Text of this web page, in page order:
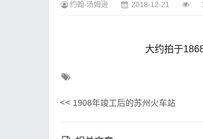
约翰·汤姆逊 2018-12-21
大约拍于
<< 1908年竣工后的苏州火车站